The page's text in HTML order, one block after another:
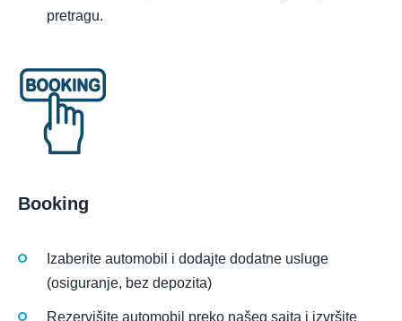
pretragu.
Booking
Izaberite automobil i dodajte dodatne usluge
(osiguranje, bez depozita)
Rezervišite automobil preko našeg sajta i izvršite